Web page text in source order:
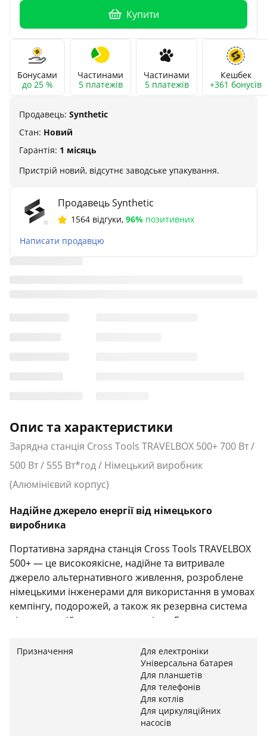
Купити
Бонусами
до 25 %
Частинами
5 платежів
Частинами
5 платежів
Кешбек
+361 бонусів
Продавець: Synthetic
Стан: Новий
Гарантія: 1 місяць
Пристрій новий, відсутнє заводське упакування.
Продавець Synthetic
1564 відгуки, 96% позитивних
Написати продавцю
Опис та характеристики
Зарядна станція Cross Tools TRAVELBOX 500+ 700 Вт /
500 Вт / 555 Вт*год / Німецький виробник
(Алюмінієвий корпус)
Надійне джерело енергії від німецького
виробника
Портативна зарядна станція Cross Tools TRAVELBOX
500+ — це високоякісне, надійне та витривале
джерело альтернативного живлення, розроблене
німецькими інженерами для використання в умовах
кемпінгу, подорожей, а також як резервна система
під час аварійних вимкнень світла. Головною
алюмінієвий корпус, який не лише надійно захищає
внутрішню електроніку від механічних пошкоджень
та ударів, але й виконує роль ефективного
пасивного радіатора, забезпечуючи оптимальне
відведення тепла та тиху роботу приладу.
Висока потужність та енергоємна батарея
Призначення
Для електроніки
Універсальна батарея
Для планшетів
Для телефонів
Для котлів
Для циркуляційних
насосів